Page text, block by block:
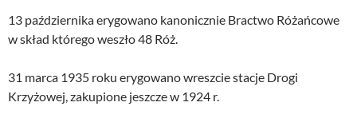
13 października erygowano kanonicznie Bractwo Różańcowe
w skład którego weszło 48 Róż.
31 marca 1935 roku erygowano wreszcie stacje Drogi
Krzyżowej, zakupione jeszcze w 1924 r.